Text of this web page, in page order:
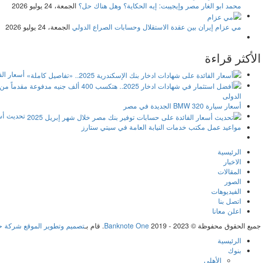
محمد ابو الغار مصر وإيجيبت: إيه الحكاية؟ وهل هناك حل؟ الجمعة، 24 يوليو 2026
مي عزام إيران بين عقدة الاستقلال وحسابات الصراع الدولي الجمعة، 24 يوليو 2026
الأكثر قراءة
أسعار
الدولى
أسعار سيارة BMW 320 الجديدة في مصر
تحديث
مواعيد عمل مكتب خدمات النيابة العامة في سيتي ستارز
الرئيسية
الاخبار
المقالات
الصور
الفيديوهات
اتصل بنا
اعلن معانا
جميع الحقوق محفوظة ©
Banknote One 2019 - 2023. قام بـ
تصميم وتطوير الموقع شركة
الرئيسية
بنوك
الأهلي